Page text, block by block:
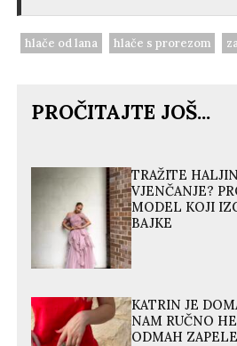
hlače od lana hlače s prorezom
PROČITAJTE JOŠ...
TRAŽITE
VJENČANJE?
MODEL KOJI
BAJKE
KATRIN JE
NAM RUČNO
ODMAH